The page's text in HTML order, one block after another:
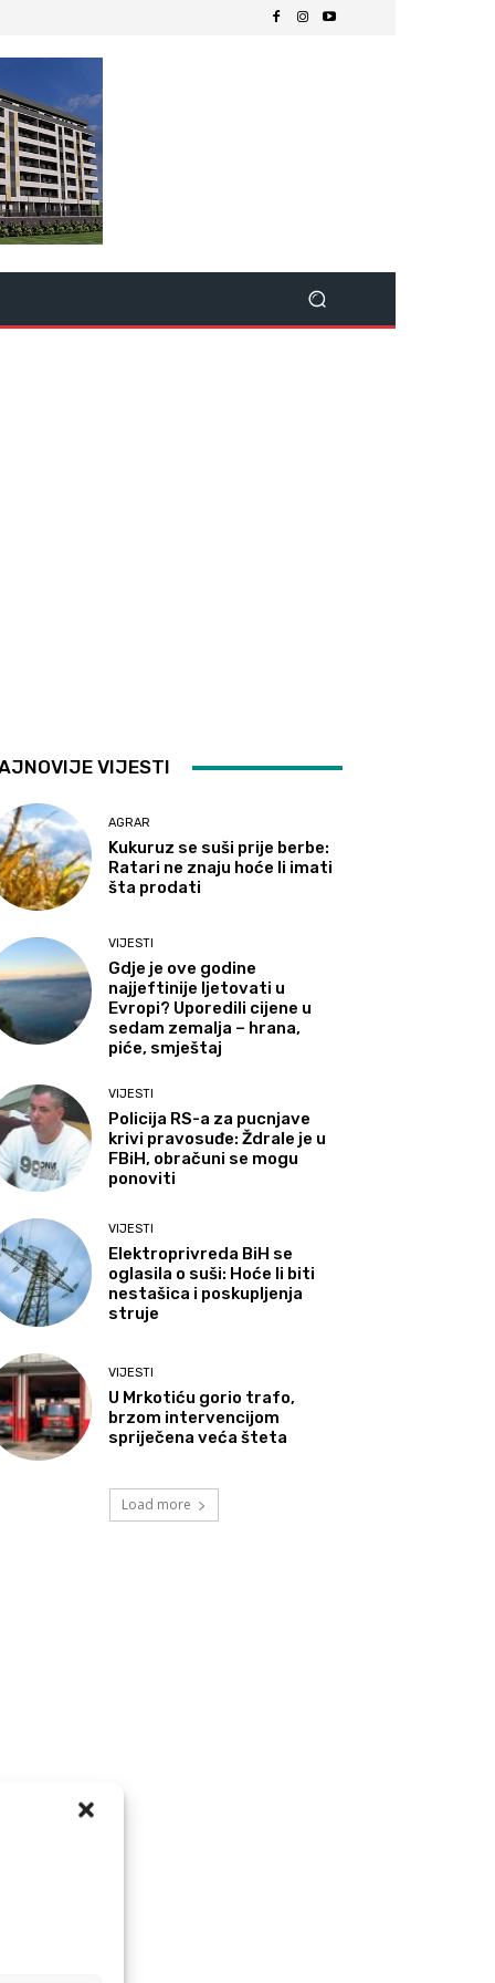
VIJESTI
AGRAR
Kukuruz se suši prije berbe:
Ratari ne znaju hoće li imati
šta prodati
VIJESTI
Gdje je ove godine
najjeftinije ljetovati u
Evropi? Uporedili cijene u
sedam zemalja – hrana,
piće, smještaj
VIJESTI
Policija RS-a za pucnjave
krivi pravosuđe: Ždrale je u
FBiH, obračuni se mogu
ponoviti
VIJESTI
Elektroprivreda BiH se
oglasila o suši: Hoće li biti
nestašica i poskupljenja
struje
VIJESTI
U Mrkotiću gorio trafo,
brzom intervencijom
spriječena veća šteta
Load more